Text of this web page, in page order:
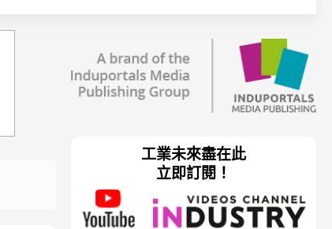
工業未來盡在此
立即訂閱！